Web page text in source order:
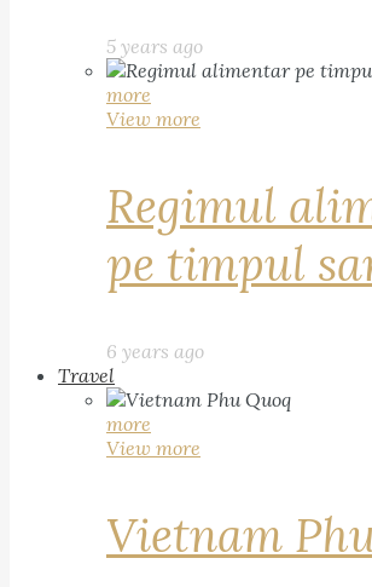
5 years ago
more
View more
Regimul
pe timpul
6 years ago
Travel
more
View more
Vietnam